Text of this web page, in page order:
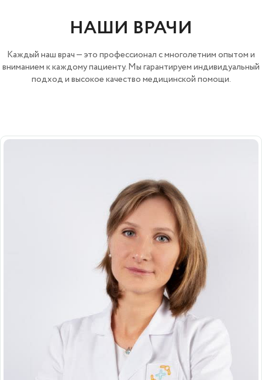
НАШИ ВРАЧИ
Каждый наш врач — это профессионал с многолетним опытом и
вниманием к каждому пациенту. Мы гарантируем индивидуальный
подход и высокое качество медицинской помощи.